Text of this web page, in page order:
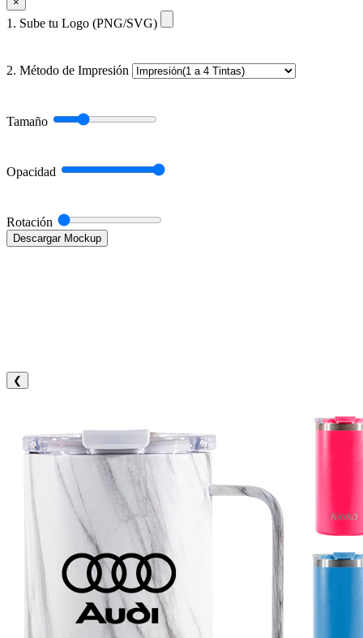
1. Sube tu Logo (PNG/SVG)
2. Método de Impresión
Tamaño
Opacidad
Rotación
Descargar Mockup
❮